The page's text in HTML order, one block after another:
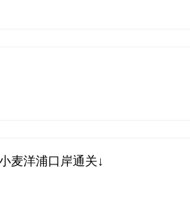
麦洋浦口岸通关↓